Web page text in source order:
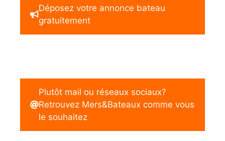
Déposez votre annonce bateau
gratuitement
Plutôt mail ou réseaux sociaux?
Retrouvez Mers&Bateaux comme vous
le souhaitez